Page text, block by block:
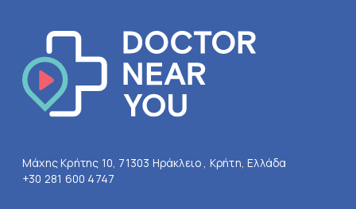
Μάχης Κρήτης 10, 71303 Ηράκλειο , Κρήτη, Ελλάδα
+30 281 600 4747